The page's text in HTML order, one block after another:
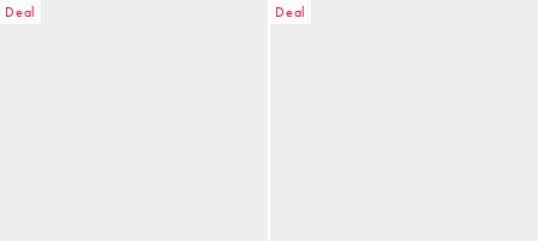
Deal Deal